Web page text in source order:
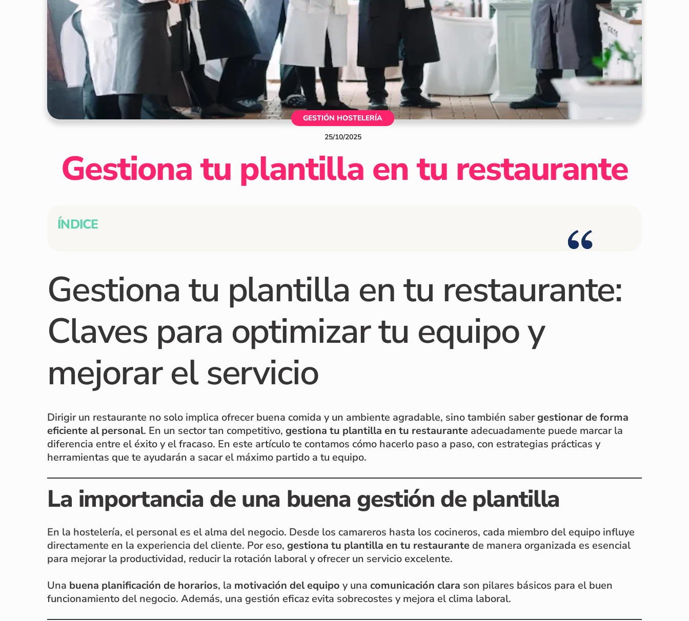
GESTIÓN HOSTELERÍA
25/10/2025
Gestiona tu plantilla en tu restaurante
ÍNDICE
Gestiona tu plantilla en tu restaurante:
Claves para optimizar tu equipo y
mejorar el servicio
Dirigir un restaurante no solo implica ofrecer buena comida y un ambiente agradable, sino también sabergestionar de forma
eficiente al personal. En un sector tan competitivo, gestiona tu plantilla en tu restaurante adecuadamente puede marcar la
diferencia entre el éxito y el fracaso. En este artículo te contamos cómo hacerlo paso a paso, con estrategias prácticas y
herramientas que te ayudarán a sacar el máximo partido a tu equipo.
La importancia de una buena gestión de plantilla
En la hostelería, el personal es el alma del negocio. Desde los camareros hasta los cocineros, cada miembro del equipo influye
directamente en la experiencia del cliente. Por eso, gestiona tu plantilla en tu restaurante de manera organizada es esencial
para mejorar la productividad, reducir la rotación laboral y ofrecer un servicio excelente.
Una buena planificación de horarios, la motivación del equipo y una comunicación clara son pilares básicos para el buen
funcionamiento del negocio. Además, una gestión eficaz evita sobrecostes y mejora el clima laboral.